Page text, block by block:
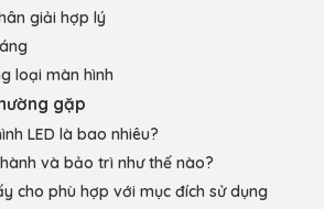
giải hợp lý
loại màn hình
gặp
LED là bao nhiêu?
và bảo trì như thế nào?
cho phù hợp với mục đích sử dụng